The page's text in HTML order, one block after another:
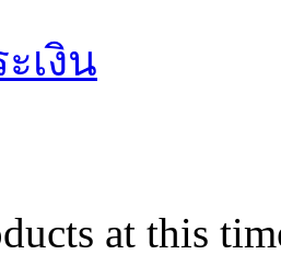
เงิน
at this